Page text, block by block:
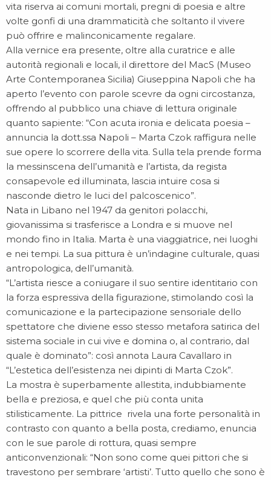
vita riserva ai comuni mortali, pregni di poesia e altre
volte gonfi di una drammaticità che soltanto il vivere
può offrire e malinconicamente regalare.
Alla vernice era presente, oltre alla curatrice e alle
autorità regionali e locali, il direttore del MacS (Museo
Arte Contemporanea Sicilia) Giuseppina Napoli che ha
aperto l’evento con parole scevre da ogni circostanza,
offrendo al pubblico una chiave di lettura originale
quanto sapiente: “Con acuta ironia e delicata poesia –
annuncia la dott.ssa Napoli – Marta Czok raffigura nelle
sue opere lo scorrere della vita. Sulla tela prende forma
la messinscena dell’umanità e l’artista, da regista
consapevole ed illuminata, lascia intuire cosa si
nasconde dietro le luci del palcoscenico”.
Nata in Libano nel 1947 da genitori polacchi,
giovanissima si trasferisce a Londra e si muove nel
mondo fino in Italia. Marta è una viaggiatrice, nei luoghi
e nei tempi. La sua pittura è un’indagine culturale, quasi
antropologica, dell’umanità.
“L’artista riesce a coniugare il suo sentire identitario con
la forza espressiva della figurazione, stimolando così la
comunicazione e la partecipazione sensoriale dello
spettatore che diviene esso stesso metafora satirica del
sistema sociale in cui vive e domina o, al contrario, dal
quale è dominato”: così annota Laura Cavallaro in
“L’estetica dell’esistenza nei dipinti di Marta Czok”.
La mostra è superbamente allestita, indubbiamente
bella e preziosa, e quel che più conta unita
stilisticamente. La pittrice rivela una forte personalità in
contrasto con quanto a bella posta, crediamo, enuncia
con le sue parole di rottura, quasi sempre
anticonvenzionali: “Non sono come quei pittori che si
travestono per sembrare ‘artisti’. Tutto quello che sono è